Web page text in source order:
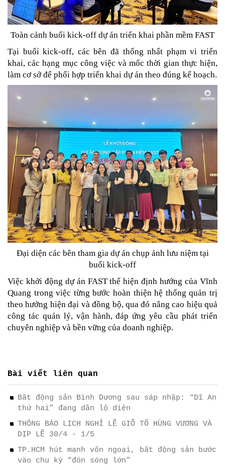
Toàn cảnh buổi kick-off dự án triển khai phần mềm FAST
Tại buổi kick-off, các bên đã thống nhất phạm vi triển
khai, các hạng mục công việc và mốc thời gian thực hiện,
làm cơ sở để phối hợp triển khai dự án theo đúng kế hoạch.
Đại diện các bên tham gia dự án chụp ảnh lưu niệm tại
buổi kick-off
Việc khởi động dự án FAST thể hiện định hướng của Vĩnh
Quang trong việc từng bước hoàn thiện hệ thống quản trị
theo hướng hiện đại và đồng bộ, qua đó nâng cao hiệu quả
công tác quản lý, vận hành, đáp ứng yêu cầu phát triển
chuyên nghiệp và bền vững của doanh nghiệp.
Bài viết liên quan
Bất động sản Bình Dương sau sáp nhập: “Dĩ An
thứ hai” đang dần lộ diện
THÔNG BÁO LỊCH NGHỈ LỄ GIỖ TỔ HÙNG VƯƠNG VÀ
DỊP LỄ 30/4 - 1/5
TP.HCM hút mạnh vốn ngoại, bất động sản bước
vào chu kỳ “đón sóng lớn”